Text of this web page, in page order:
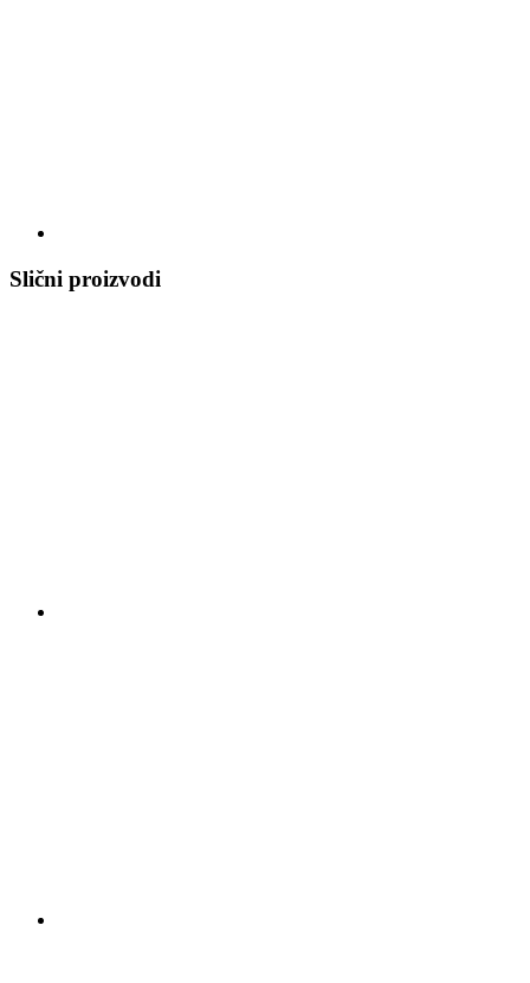
Slični proizvodi